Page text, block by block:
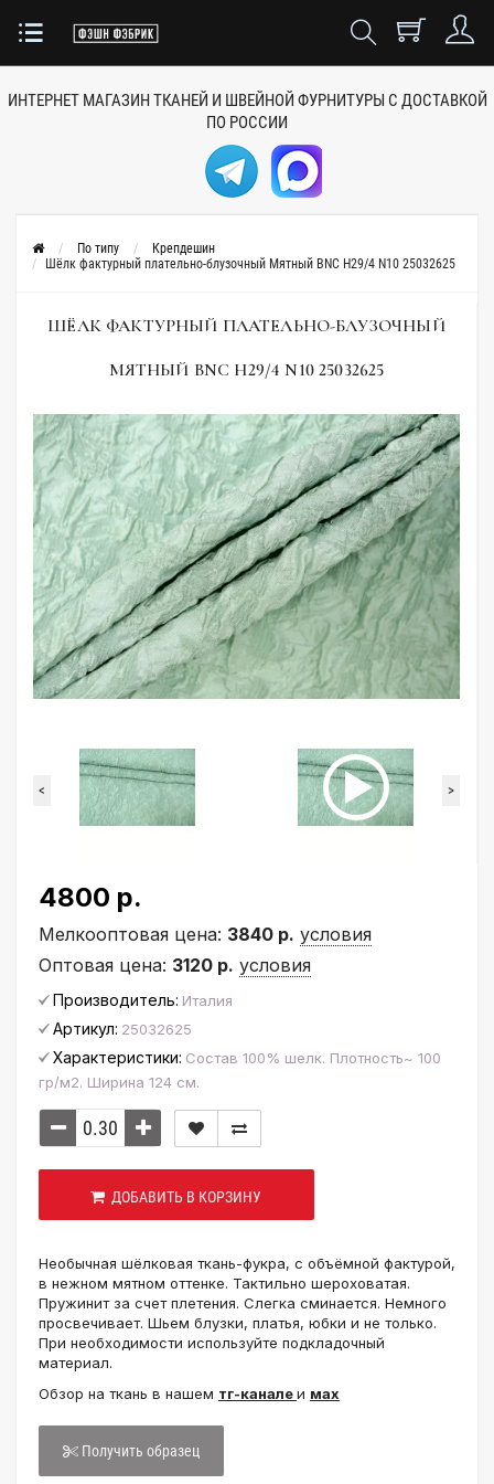
ИНТЕРНЕТ МАГАЗИН ТКАНЕЙ И ШВЕЙНОЙ ФУРНИТУРЫ С ДОСТАВКОЙ
ПО РОССИИ
По типу
Крепдешин
Шёлк фактурный плательно-блузочный Мятный BNC H29/4 N10 25032625
ШЁЛК ФАКТУРНЫЙ ПЛАТЕЛЬНО-БЛУЗОЧНЫЙ
МЯТНЫЙ BNC H29/4 N10 25032625
< >
4800 р.
Мелкооптовая цена: 3840 р. условия
Оптовая цена: 3120 р. условия
Производитель: Италия
Артикул: 25032625
Характеристики: Состав 100% шелк. Плотность~ 100
гр/м2. Ширина 124 см.
ДОБАВИТЬ В КОРЗИНУ
Необычная шёлковая ткань-фукра, с объёмной фактурой,
в нежном мятном оттенке. Тактильно шероховатая.
Пружинит за счет плетения. Слегка сминается. Немного
просвечивает. Шьем блузки, платья, юбки и не только.
При необходимости используйте подкладочный
материал.
Обзор на ткань в нашем тг-каналеи мах
Получить образец